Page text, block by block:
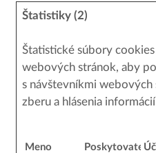
Štatistiky (2)
Štatistické súbory
webových stránok, aby
s návštevníkmi
zberu a hlásenia
Meno Poskytovateľ